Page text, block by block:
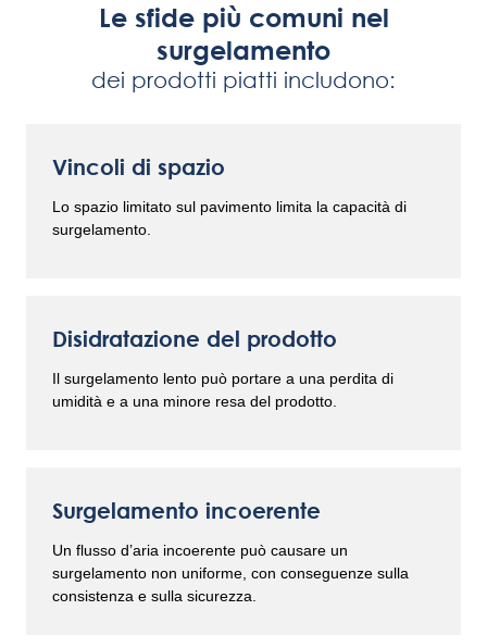
Le sfide più comuni nel
surgelamento
dei prodotti piatti includono:
Vincoli di spazio
Lo spazio limitato sul pavimento limita la capacità di
surgelamento.
Disidratazione del prodotto
Il surgelamento lento può portare a una perdita di
umidità e a una minore resa del prodotto.
Surgelamento incoerente
Un flusso d’aria incoerente può causare un
surgelamento non uniforme, con conseguenze sulla
consistenza e sulla sicurezza.